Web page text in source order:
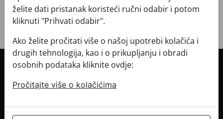
INFORMACIJE O KUPNJI
Informacije o dostavi
CROATA saloni
želite dati pristanak koristeći ručni odabir i potom
kliknuti "Prihvati odabir".
Ako želite pročitati više o našoj upotrebi kolačića i
drugih tehnologija, kao i o prikupljanju i obradi
osobnih podataka kliknite ovdje:
Pročitajte više o kolačićima